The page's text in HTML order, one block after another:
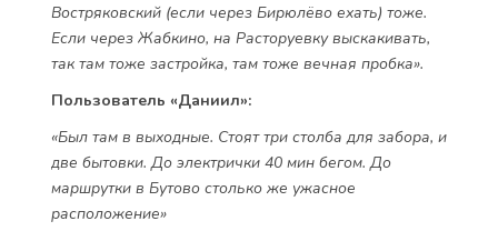
Востряковский (если через Бирюлёво ехать) тоже.
Если через Жабкино, на Расторуевку выскакивать,
так там тоже застройка, там тоже вечная пробка».
Пользователь «Даниил»:
«Был там в выходные. Стоят три столба для забора, и
две бытовки. До электрички 40 мин бегом. До
маршрутки в Бутово столько же ужасное
расположение»